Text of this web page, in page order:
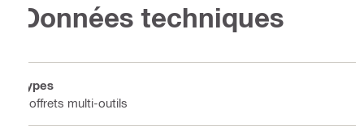
Données techniques
Types
Coffrets multi-outils